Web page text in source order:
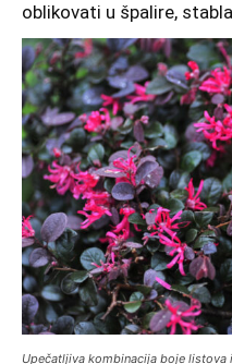
oblikovati u špalire,
Upečatljiva kombinacija boje